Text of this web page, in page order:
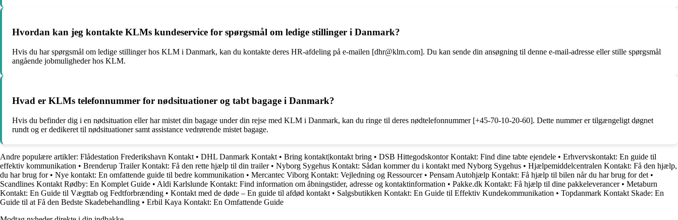
Hvordan kan jeg kontakte KLMs kundeservice for spørgsmål om ledige stillinger i Danmark?
Hvis du har spørgsmål om ledige stillinger hos KLM i Danmark, kan du kontakte deres HR-afdeling på e-mailen [dhr@klm.com]. Du kan sende din ansøgning til denne e-mail-adresse eller stille spørgsmål
angående jobmuligheder hos KLM.
Hvad er KLMs telefonnummer for nødsituationer og tabt bagage i Danmark?
Hvis du befinder dig i en nødsituation eller har mistet din bagage under din rejse med KLM i Danmark, kan du ringe til deres nødtelefonnummer [+45-70-10-20-60]. Dette nummer er tilgængeligt døgnet
rundt og er dedikeret til nødsituationer samt assistance vedrørende mistet bagage.
Andre populære artikler: Flådestation Frederikshavn Kontakt • DHL Danmark Kontakt • Bring kontakt|kontakt bring • DSB Hittegodskontor Kontakt: Find dine tabte ejendele • Erhvervskontakt: En guide til
effektiv kommunikation • Brenderup Trailer Kontakt: Få den rette hjælp til din trailer• Nyborg Sygehus Kontakt: Sådan kommer du i kontakt med Nyborg Sygehus • Hjælpemiddelcentralen Kontakt: Få den hjælp,
du har brug for• Nye kontakt: En omfattende guide til bedre kommunikation • Mercantec Viborg Kontakt: Vejledning og Ressourcer• Pensam Autohjælp Kontakt: Få hjælp til bilen når du har brug for det •
Scandlines Kontakt Rødby: En Komplet Guide • Aldi Karlslunde Kontakt: Find information om åbningstider, adresse og kontaktinformation • Pakke.dk Kontakt: Få hjælp til dine pakkeleverancer• Metaburn
Kontakt: En Guide til Vægttab og Fedtforbrænding • Kontakt med de døde – En guide til afdød kontakt • Salgsbutikken Kontakt: En Guide til Effektiv Kundekommunikation • Topdanmark Kontakt Skade: En
Guide til at Få den Bedste Skadebehandling • Erbil Kaya Kontakt: En Omfattende Guide